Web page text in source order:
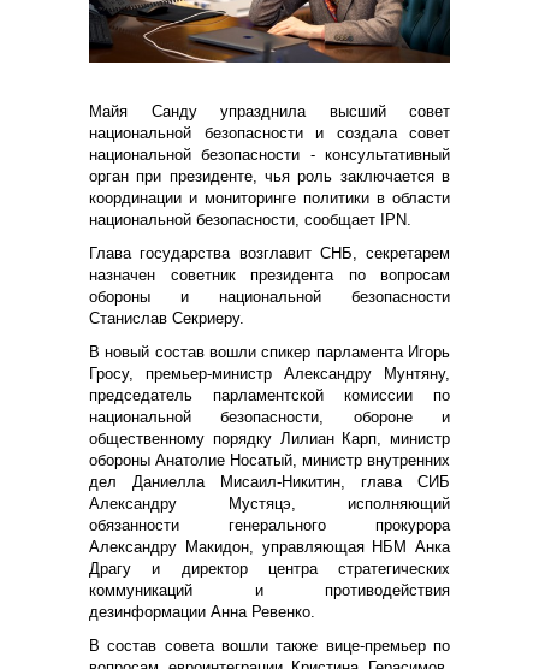
Майя Санду упразднила высший совет
национальной безопасности и создала совет
национальной безопасности - консультативный
орган при президенте, чья роль заключается в
координации и мониторинге политики в области
национальной безопасности, сообщает IPN.
Глава государства возглавит СНБ, секретарем
назначен советник президента по вопросам
обороны и национальной безопасности
Станислав Секриеру.
В новый состав вошли спикер парламента Игорь
Гросу, премьер-министр Александру Мунтяну,
председатель парламентской комиссии по
национальной безопасности, обороне и
общественному порядку Лилиан Карп, министр
обороны Анатолие Носатый, министр внутренних
дел Даниелла Мисаил-Никитин, глава СИБ
Александру Мустяцэ, исполняющий
обязанности генерального прокурора
Александру Макидон, управляющая НБМ Анка
Драгу и директор центра стратегических
коммуникаций и противодействия
дезинформации Анна Ревенко.
В состав совета вошли также вице-премьер по